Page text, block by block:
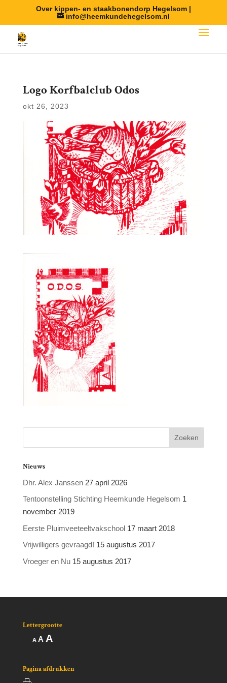
Over kippen- en staakbonendorp Hegelsom |
info@heemkundehegelsom.nl
Logo Korfbalclub Odos
okt 26, 2023
Nieuws
Dhr. Alex Janssen 27 april 2026
Tentoonstelling Stichting Heemkunde Hegelsom 1
november 2019
Eerste Pluimveeteeltvakschool 17 maart 2018
Vrijwilligers gevraagd! 15 augustus 2017
Vroeger en Nu 15 augustus 2017
Lettergrootte
A Lettertype
ALettertype
ALettertype
grootte
Pagina afdrukken